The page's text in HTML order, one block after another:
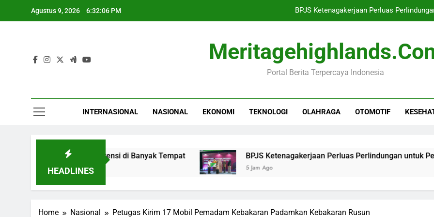
Agustus 9, 2026 6:32:07 PM BPJS Ketenagakerjaan Perluas
Waspada! Universal Studios
Cuaca Indonesia Minggu 9 Agustus
Ujian Penting Tegakkan
Portal Berita Terpercaya Indonesia
INTERNASIONAL NASIONAL EKONOMI TEKNOLOGI OLAHRAGA OTOMOTIF
HEADLINES
Hujan Berpotensi di Banyak Tempat BPJS Ketenagakerjaan Perluas Perlindungan untuk Penggerak
5 Jam Ago
Home Nasional Petugas Kirim 17 Mobil Pemadam Kebakaran Padamkan Kebakaran Rusun